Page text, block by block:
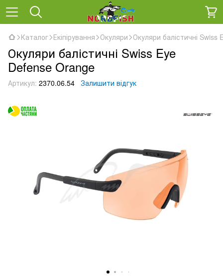
Каталог Екіпірування Окуляри Окуляри балістичні Swiss
Окуляри балістичні Swiss Eye
Defense Orange
Артикул: 2370.06.54 Залишити відгук